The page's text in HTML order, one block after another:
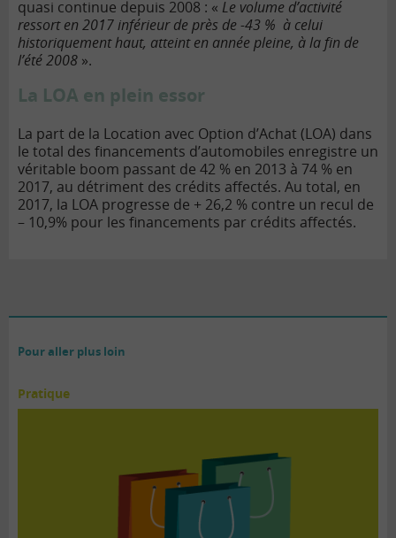
quasi continue depuis 2008 : « Le volume d’activité
ressort en 2017 inférieur de près de -43 % à celui
historiquement haut, atteint en année pleine, à la fin de
l’été 2008 ».
La LOA en plein essor
La part de la Location avec Option d’Achat (LOA) dans
le total des financements d’automobiles enregistre un
véritable boom passant de 42 % en 2013 à 74 % en
2017, au détriment des crédits affectés. Au total, en
2017, la LOA progresse de + 26,2 % contre un recul de
– 10,9% pour les financements par crédits affectés.
Pour aller plus loin
Pratique